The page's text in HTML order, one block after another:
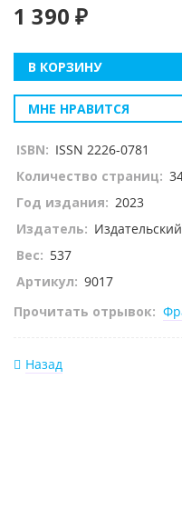
1 390 ₽
В КОРЗИНУ
МНЕ НРАВИТСЯ
ISBN: ISSN 2226-0781
Количество страниц:
Год издания: 2023
Издатель:
Вес: 537
Артикул: 9017
Прочитать отрывок:
Назад